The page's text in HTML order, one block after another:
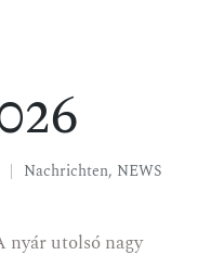
Nachrichten, NEWS
nyár utolsó nagy